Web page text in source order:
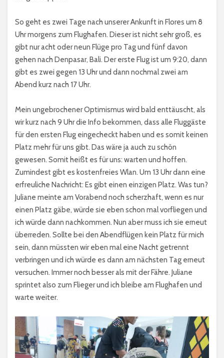
So geht es zwei Tage nach unserer Ankunft in Flores um 8
Uhr morgens zum Flughafen. Dieser ist nicht sehr groß, es
gibt nur acht oder neun Flüge pro Tag und fünf davon
gehen nach Denpasar, Bali. Der erste Flug ist um 9:20, dann
gibt es zwei gegen 13 Uhr und dann nochmal zwei am
Abend kurz nach 17 Uhr.
Mein ungebrochener Optimismus wird bald enttäuscht, als
wir kurz nach 9 Uhr die Info bekommen, dass alle Fluggäste
für den ersten Flug eingecheckt haben und es somit keinen
Platz mehr für uns gibt. Das wäre ja auch zu schön
gewesen. Somit heißt es für uns: warten und hoffen.
Zumindest gibt es kostenfreies Wlan. Um 13 Uhr dann eine
erfreuliche Nachricht: Es gibt einen einzigen Platz. Was tun?
Juliane meinte am Vorabend noch scherzhaft, wenn es nur
einen Platz gäbe, würde sie eben schon mal vorfliegen und
ich würde dann nachkommen. Nun aber muss ich sie erneut
überreden. Sollte bei den Abendflügen kein Platz für mich
sein, dann müssten wir eben mal eine Nacht getrennt
verbringen und ich würde es dann am nächsten Tag erneut
versuchen. Immer noch besser als mit der Fähre. Juliane
sprintet also zum Flieger und ich bleibe am Flughafen und
warte weiter.